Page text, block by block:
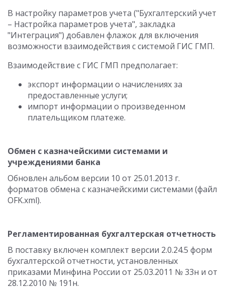
В настройку параметров учета ("Бухгалтерский учет
– Настройка параметров учета", закладка
"Интеграция") добавлен флажок для включения
возможности взаимодействия с системой ГИС ГМП.
Взаимодействие с ГИС ГМП предполагает:
экспорт информации о начислениях за
предоставленные услуги;
импорт информации о произведенном
плательщиком платеже.
Обмен с казначейскими системами и
учреждениями банка
Обновлен альбом версии 10 от 25.01.2013 г.
форматов обмена с казначейскими системами (файл
OFK.xml).
Регламентированная бухгалтерская отчетность
В поставку включен комплект версии 2.0.24.5 форм
бухгалтерской отчетности, установленных
приказами Минфина России от 25.03.2011 № 33н и от
28.12.2010 № 191н.